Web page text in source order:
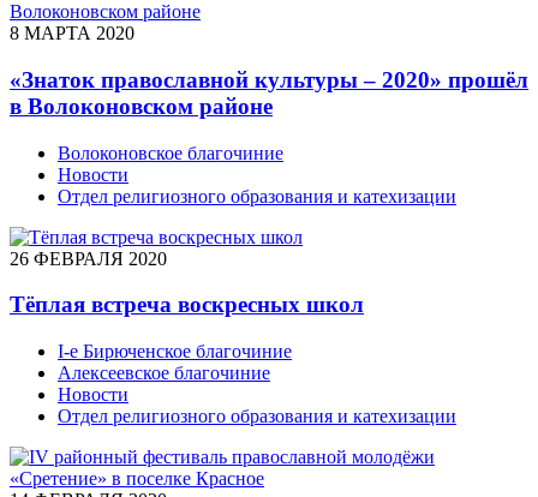
8 МАРТА 2020
«Знаток православной культуры – 2020» прошёл
в Волоконовском районе
Волоконовское благочиние
Новости
Отдел религиозного образования и катехизации
26 ФЕВРАЛЯ 2020
Тёплая встреча воскресных школ
I-е Бирюченское благочиние
Алексеевское благочиние
Новости
Отдел религиозного образования и катехизации